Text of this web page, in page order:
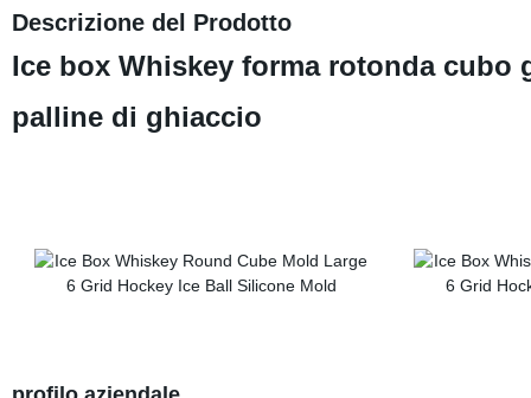
Descrizione del Prodotto
Ice box Whiskey forma rotonda
palline di ghiaccio